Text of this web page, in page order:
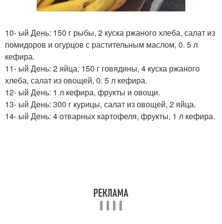
10- ый День: 150 г рыбы, 2 куска ржаного хлеба, салат из
помидоров и огурцов с растительным маслом, 0. 5 л
кефира.
11- ый День: 2 яйца, 150 г говядины, 4 куска ржаного
хлеба, салат из овощей, 0. 5 л кефира.
12- ый День: 1 л кефира, фрукты и овощи.
13- ый День: 300 г курицы, салат из овощей, 2 яйца.
14- ый День: 4 отварных картофеля, фрукты, 1 л кефира.